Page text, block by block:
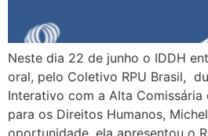
Neste dia 22 de junho o IDDH
oral, pelo Coletivo RPU Brasil,
Interativo com a Alta Comissária
para os Direitos Humanos,